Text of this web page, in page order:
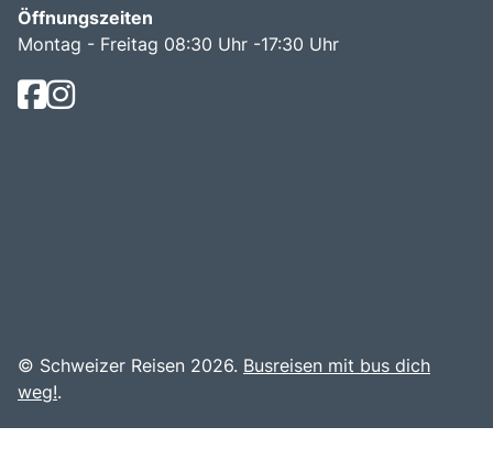
Öffnungszeiten
Montag - Freitag 08:30 Uhr -17:30 Uhr
© Schweizer Reisen 2026. Busreisen mit bus dich
weg!.